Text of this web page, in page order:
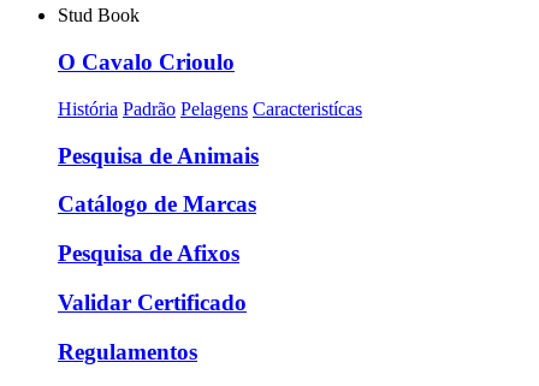
Stud Book
O Cavalo Crioulo
História Padrão Pelagens Caracteristícas
Pesquisa de Animais
Catálogo de Marcas
Pesquisa de Afixos
Validar Certificado
Regulamentos